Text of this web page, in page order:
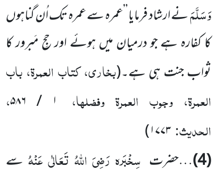
وَسَلَّمَنے ارشاد فرمایا ’’عمرہ سے عمرہ تک اُن گناہوں
کا کفارہ ہے جو درمیان میں ہوئے اور حجِ مَبرور کا
ثواب جنت ہی ہے۔(بخاری، کتاب العمرۃ، باب
العمرۃ، وجوب العمرۃ وفضلہا،
۱ / ۵۸۶
،
الحدیث:۱۷۷۳)
(4) …حضرت سِخْبَرہ رَضِیَ اللہُ تَعَالٰی عَنْہُ سے